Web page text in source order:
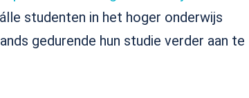
studenten in het hoger onderwijs
gedurende hun studie verder aan te